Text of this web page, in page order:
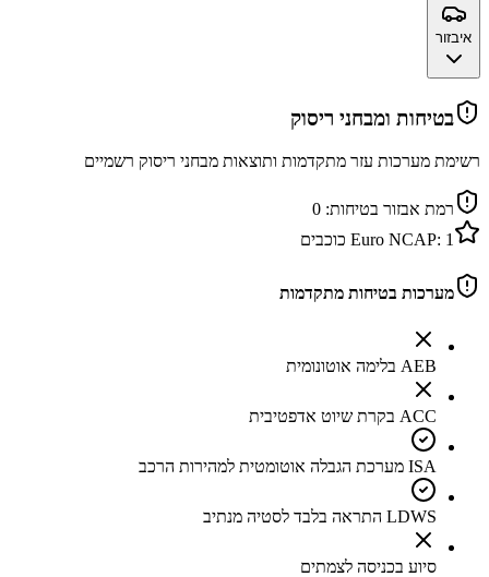
איבזור
בטיחות ומבחני ריסוק
רשימת מערכות עזר מתקדמות ותוצאות מבחני ריסוק רשמיים
רמת אבזור בטיחות: 0
Euro NCAP: 1 כוכבים
מערכות בטיחות מתקדמות
AEB בלימה אוטונומית
ACC בקרת שיוט אדפטיבית
ISA מערכת הגבלה אוטומטית למהירות הרכב
LDWS התראה בלבד לסטיה מנתיב
סיוע בכניסה לצמתים